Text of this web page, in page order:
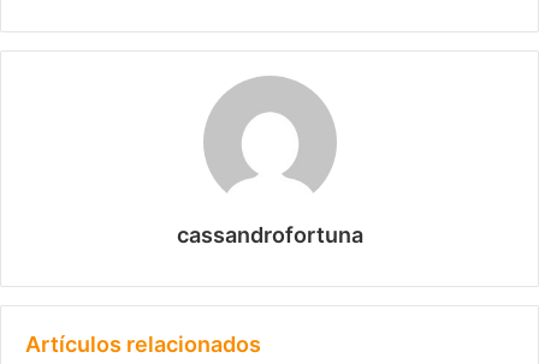
cassandrofortuna
Artículos relacionados